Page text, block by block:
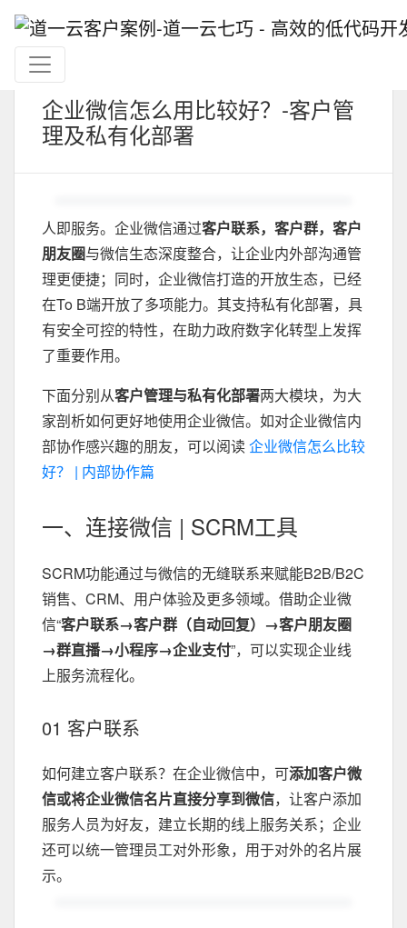
企业微信怎么用比较好？-客户管
理及私有化部署
人即服务。企业微信通过客户联系，客户群，客户
朋友圈与微信生态深度整合，让企业内外部沟通管
理更便捷；同时，企业微信打造的开放生态，已经
在To B端开放了多项能力。其支持私有化部署，具
有安全可控的特性，在助力政府数字化转型上发挥
了重要作用。
下面分别从客户管理与私有化部署两大模块，为大
家剖析如何更好地使用企业微信。如对企业微信内
部协作感兴趣的朋友，可以阅读企业微信怎么比较
好？ | 内部协作篇
一、连接微信 | SCRM工具
SCRM功能通过与微信的无缝联系来赋能B2B/B2C
销售、CRM、用户体验及更多领域。借助企业微
信“客户联系→客户群（自动回复）→客户朋友圈
→群直播→小程序→企业支付”，可以实现企业线
上服务流程化。
01 客户联系
如何建立客户联系？在企业微信中，可添加客户微
信或将企业微信名片直接分享到微信，让客户添加
服务人员为好友，建立长期的线上服务关系；企业
还可以统一管理员工对外形象，用于对外的名片展
示。